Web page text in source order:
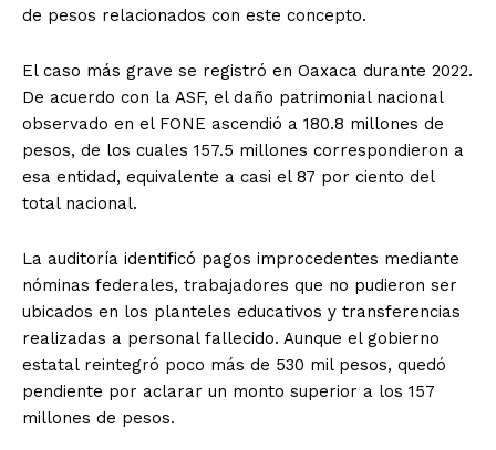
de pesos relacionados con este concepto.
El caso más grave se registró en Oaxaca durante 2022.
De acuerdo con la ASF, el daño patrimonial nacional
observado en el FONE ascendió a 180.8 millones de
pesos, de los cuales 157.5 millones correspondieron a
esa entidad, equivalente a casi el 87 por ciento del
total nacional.
La auditoría identificó pagos improcedentes mediante
nóminas federales, trabajadores que no pudieron ser
ubicados en los planteles educativos y transferencias
realizadas a personal fallecido. Aunque el gobierno
estatal reintegró poco más de 530 mil pesos, quedó
pendiente por aclarar un monto superior a los 157
millones de pesos.